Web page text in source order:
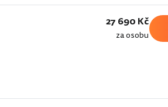
27 690 Kč
za osobu